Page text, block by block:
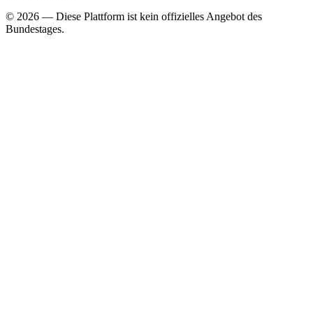
© 2026 — Diese Plattform ist kein offizielles Angebot des
Bundestages.